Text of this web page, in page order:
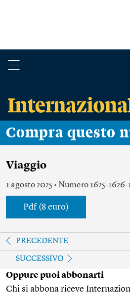
Compra questo
Viaggio
1 agosto 2025 • Numero 1625-1626-
Pdf (8 euro)
PRECEDENTE
SUCCESSIVO
Oppure puoi abbonarti
Chi si abbona riceve